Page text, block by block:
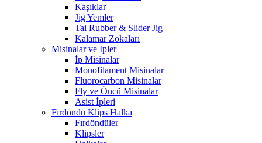
Kaşıklar
Jig Yemler
Tai Rubber & Slider Jig
Kalamar Zokaları
Misinalar ve İpler
İp Misinalar
Monofilament Misinalar
Fluorocarbon Misinalar
Fly ve Öncü Misinalar
Asist İpleri
Fırdöndü Klips Halka
Fırdöndüler
Klipsler